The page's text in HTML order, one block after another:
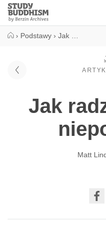
Close
Study
Buddhism
› Podstawy › Jak …
Jak
Matt
on